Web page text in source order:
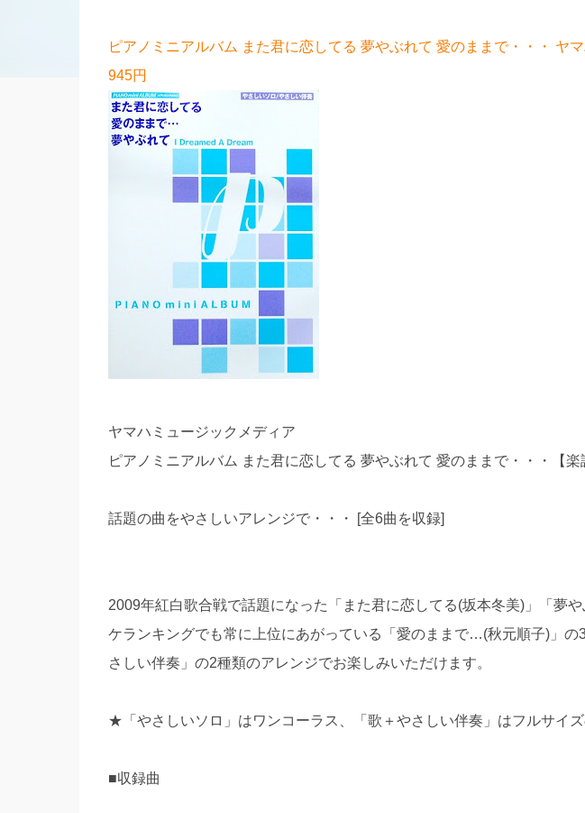
ピアノミニアルバム また君に恋してる 夢やぶれて 愛のままで・・・
945円
ヤマハミュージックメディア
ピアノミニアルバム また君に恋してる 夢やぶれて 愛のままで・・・【楽
話題の曲をやさしいアレンジで・・・ [全6曲を収録]
2009年紅白歌合戦で話題になった「また君に恋してる(坂本冬美)」「夢
ケランキングでも常に上位にあがっている「愛のままで…(秋元順子)」の
さしい伴奏」の2種類のアレンジでお楽しみいただけます。
★「やさしいソロ」はワンコーラス、「歌＋やさしい伴奏」はフルサイズ
■収録曲